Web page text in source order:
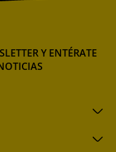
Y ENTÉRATE